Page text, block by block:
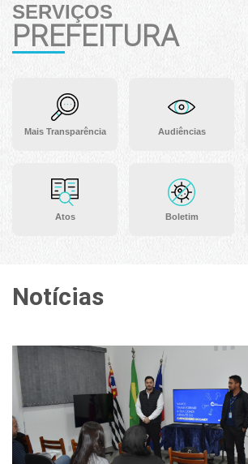
SERVIÇOS
PREFEITURA
Mais Transparência
Atos
Audiências
Boletim
Notícias